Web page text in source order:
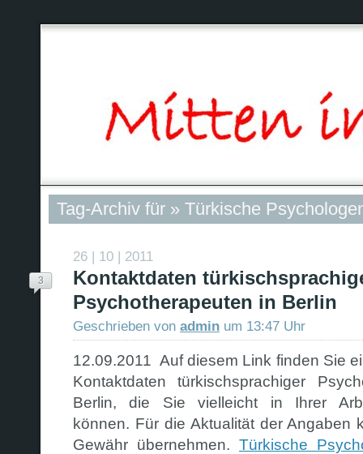
Tag-Archiv für » Türkische
26 | 10 | 2011
Kontaktdaten
Psychotherapeuten in Berlin
Geschrieben von admin um 13:47 Uhr
12.09.2011 Auf diesem Link finden Sie
Kontaktdaten türkischsprachiger
Berlin, die Sie vielleicht in Ihrer
können. Für die Aktualität der Angaben
Gewähr übernehmen. Türkische
3